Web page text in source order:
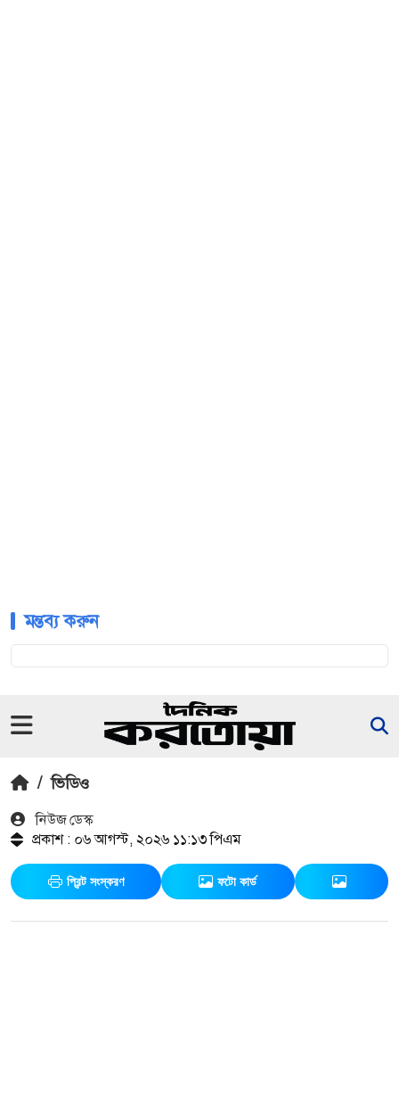
মন্তব্য করুন
/ ভিডিও
নিউজ ডেস্ক
প্রকাশ : ০৬ আগস্ট, ২০২৬ ১১:১৩ পিএম
প্রিন্ট সংস্করণ ফটো কার্ড